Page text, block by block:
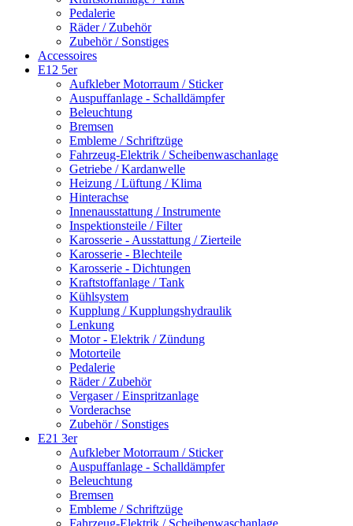
Pedalerie
Räder / Zubehör
Zubehör / Sonstiges
Accessoires
E12 5er
Aufkleber Motorraum / Sticker
Auspuffanlage - Schalldämpfer
Beleuchtung
Bremsen
Embleme / Schriftzüge
Fahrzeug-Elektrik / Scheibenwaschanlage
Getriebe / Kardanwelle
Heizung / Lüftung / Klima
Hinterachse
Innenausstattung / Instrumente
Inspektionsteile / Filter
Karosserie - Ausstattung / Zierteile
Karosserie - Blechteile
Karosserie - Dichtungen
Kraftstoffanlage / Tank
Kühlsystem
Kupplung / Kupplungshydraulik
Lenkung
Motor - Elektrik / Zündung
Motorteile
Pedalerie
Räder / Zubehör
Vergaser / Einspritzanlage
Vorderachse
Zubehör / Sonstiges
E21 3er
Aufkleber Motorraum / Sticker
Auspuffanlage - Schalldämpfer
Beleuchtung
Bremsen
Embleme / Schriftzüge
Fahrzeug-Elektrik / Scheibenwaschanlage